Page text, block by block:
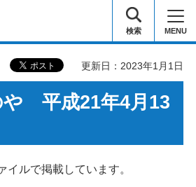
検索 MENU
更新日：2023年1月1日
や 平成21年4月13
イルで掲載しています。